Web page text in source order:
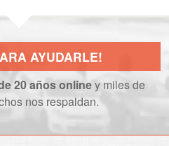
AYUDARLE!
20 años onliney miles de
nos respaldan.